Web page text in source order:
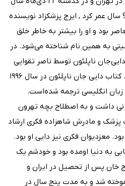
۱۴۰۰ در لس انجلس است و 94 سال عمر کرد , ایرج پزشکزاد نویسنده
بود و او را بیشتر به خاطر خلق
به همین نام شناخته می‌شود. در
دایی‌جان ناپلئون توسط ناصر تقوایی
برگرفته از این رمان ساخته شد. کتاب دایی جان ناپلئون در سال ۱۹۹۶
انگلیسی ترجمه شده‌است.
داشت و به اصطلاح بچه تهرون
و مادرش شاهزاده فکری ارشاد
معزدیوان فکری نیز دایی او بود.
به دنیا اومده بود و خودشم یک
خان پس از تحصیل در ایران و
شد و به مدت پنج سال در